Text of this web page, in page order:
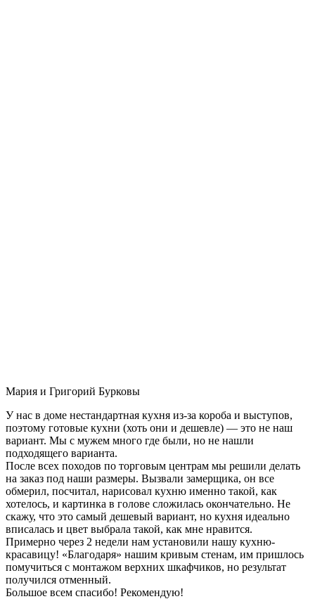
Мария и Григорий Бурковы
У нас в доме нестандартная кухня из-за короба и выступов,
поэтому готовые кухни (хоть они и дешевле) — это не наш
вариант. Мы с мужем много где были, но не нашли
подходящего варианта.
После всех походов по торговым центрам мы решили делать
на заказ под наши размеры. Вызвали замерщика, он все
обмерил, посчитал, нарисовал кухню именно такой, как
хотелось, и картинка в голове сложилась окончательно. Не
скажу, что это самый дешевый вариант, но кухня идеально
вписалась и цвет выбрала такой, как мне нравится.
Примерно через 2 недели нам установили нашу кухню-
красавицу! «Благодаря» нашим кривым стенам, им пришлось
помучиться с монтажом верхних шкафчиков, но результат
получился отменный.
Большое всем спасибо! Рекомендую!